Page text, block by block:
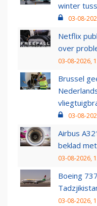
winter
03-08-
Netflix
over
03-08-2026,
Brussel
03-08-
Airbus
beklad
03-08-2026,
Boeing
03-08-2026,